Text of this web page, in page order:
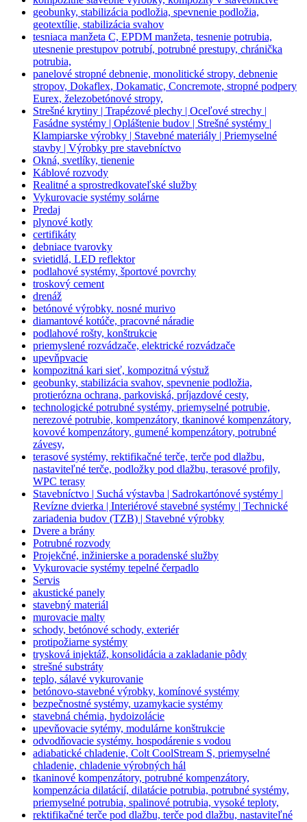
geobunky, stabilizácia podložia, spevnenie podložia,
geotextílie, stabilizácia svahov
tesniaca manžeta C, EPDM manžeta, tesnenie potrubia,
utesnenie prestupov potrubí, potrubné prestupy, chránička
potrubia,
panelové stropné debnenie, monolitické stropy, debnenie
stropov, Dokaflex, Dokamatic, Concremote, stropné podpery
Eurex, železobetónové stropy,
Strešné krytiny | Trapézové plechy | Oceľové strechy |
Fasádne systémy | Opláštenie budov | Strešné systémy |
Klampiarske výrobky | Stavebné materiály | Priemyselné
stavby | Výrobky pre stavebníctvo
Okná, svetlíky, tienenie
Káblové rozvody
Realitné a sprostredkovateľské služby
Vykurovacie systémy solárne
Predaj
plynové kotly
certifikáty
debniace tvarovky
svietidlá, LED reflektor
podlahové systémy, športové povrchy
troskový cement
drenáž
betónové výrobky. nosné murivo
diamantové kotúče, pracovné náradie
podlahové rošty, konštrukcie
priemyslené rozvádzače, elektrické rozvádzače
upevňpvacie
kompozitná kari sieť, kompozitná výstuž
geobunky, stabilizácia svahov, spevnenie podložia,
protierózna ochrana, parkoviská, príjazdové cesty,
technologické potrubné systémy, priemyselné potrubie,
nerezové potrubie, kompenzátory, tkaninové kompenzátory,
kovové kompenzátory, gumené kompenzátory, potrubné
závesy,
terasové systémy, rektifikačné terče, terče pod dlažbu,
nastaviteľné terče, podložky pod dlažbu, terasové profily,
WPC terasy
Stavebníctvo | Suchá výstavba | Sadrokartónové systémy |
Revízne dvierka | Interiérové stavebné systémy | Technické
zariadenia budov (TZB) | Stavebné výrobky
Dvere a brány
Potrubné rozvody
Projekčné, inžinierske a poradenské služby
Vykurovacie systémy tepelné čerpadlo
Servis
akustické panely
stavebný materiál
murovacie malty
schody, betónové schody, exteriér
protipožiarne systémy
trysková injektáž, konsolidácia a zakladanie pôdy
strešné substráty
teplo, sálavé vykurovanie
betónovo-stavebné výrobky, komínové systémy
bezpečnostné systémy, uzamykacie systémy
stavebná chémia, hydoizolácie
upevňovacie sytémy, modulárne konštrukcie
odvodňovacie systémy. hospodárenie s vodou
adiabatické chladenie, Colt CoolStream S, priemyselné
chladenie, chladenie výrobných hál
tkaninové kompenzátory, potrubné kompenzátory,
kompenzácia dilatácií, dilatácie potrubia, potrubné systémy,
priemyselné potrubia, spalinové potrubia, vysoké teploty,
rektifikačné terče pod dlažbu, terče pod dlažbu, nastaviteľné